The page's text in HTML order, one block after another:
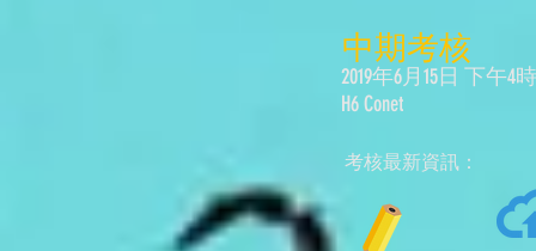
​中期考核
2019年6月15日 下午4
H6 Conet
考核最新資訊：